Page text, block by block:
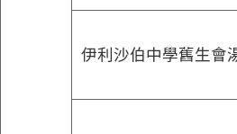
伊利沙伯中學舊生會